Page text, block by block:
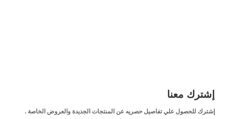
إشترك معنا
إشترك للحصول علي تفاصيل حصريه عن المنتجات الجديدة والعروض الخاصة .